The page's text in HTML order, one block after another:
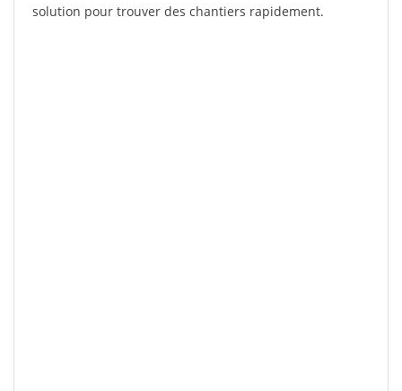
solution pour trouver des chantiers rapidement.